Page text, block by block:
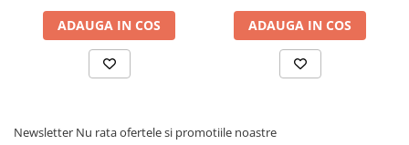
Covorase TOYOTA
Covorase VOLKSWAGEN
Covorase VOLVO
ELECTRICE AUTO
ADAUGA IN COS ADAUGA IN COS
Newsletter Nu rata ofertele si promotiile noastre